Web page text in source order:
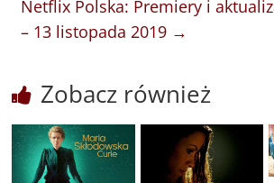
Netflix Polska: Premiery i
– 13 listopada 2019 →
Zobacz również